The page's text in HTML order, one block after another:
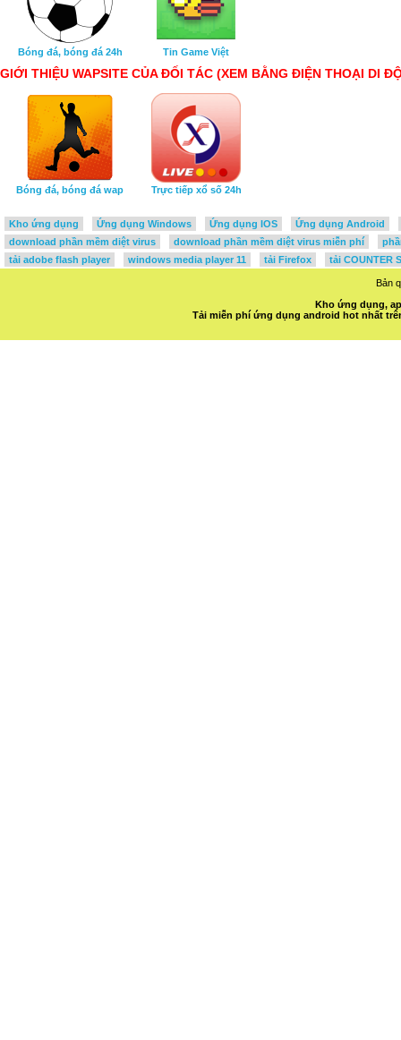
Bóng đá, bóng đá 24h Tin Game Việt
GIỚI THIỆU WAPSITE CỦA ĐỐI TÁC (XEM BẰNG ĐIỆN THOẠI DI
Bóng đá, bóng đá wap Trực tiếp xổ số 24h
Kho ứng dụng Ứng dụng Windows Ứng dụng IOS
Ứng dụng Android
download phần mềm diệt virus
download phần mềm diệt virus miễn phí
tải adobe flash player
windows media player 11 tải Firefox tải COUNTER
Bản
Kho ứng dụng,
Tải miễn phí ứng dụng android hot nhất